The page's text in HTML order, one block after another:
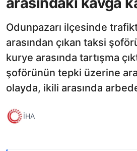
Odunpazarı ilçesinde
arasından çıkan taksi
kurye arasında tartışma
şoförünün tepki üzerine
olayda, ikili arasında
İHA